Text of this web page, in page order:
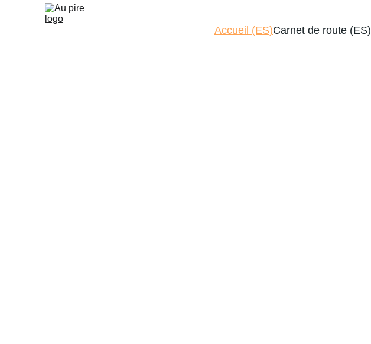
Accueil (ES)Carnet de route (ES)